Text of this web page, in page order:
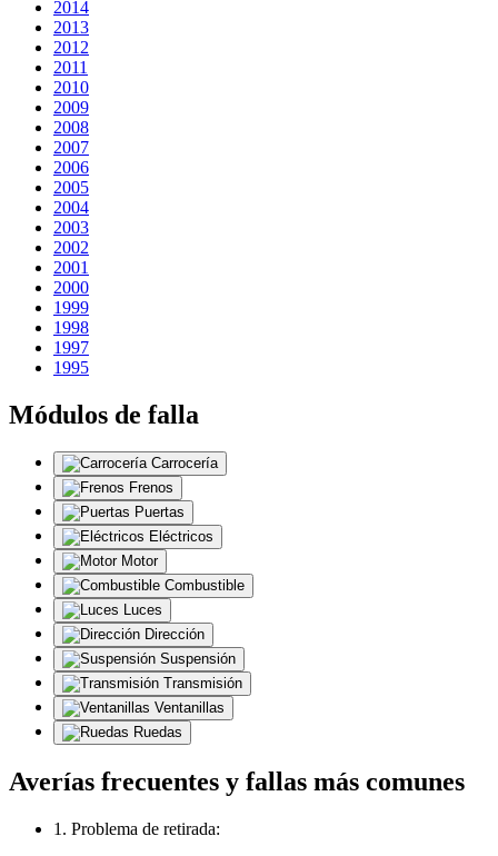
2014
2013
2012
2011
2010
2009
2008
2007
2006
2005
2004
2003
2002
2001
2000
1999
1998
1997
1995
Módulos de falla
Carrocería
Frenos
Puertas
Eléctricos
Motor
Combustible
Luces
Dirección
Suspensión
Transmisión
Ventanillas
Ruedas
Averías frecuentes y fallas más comunes
1. Problema de retirada: